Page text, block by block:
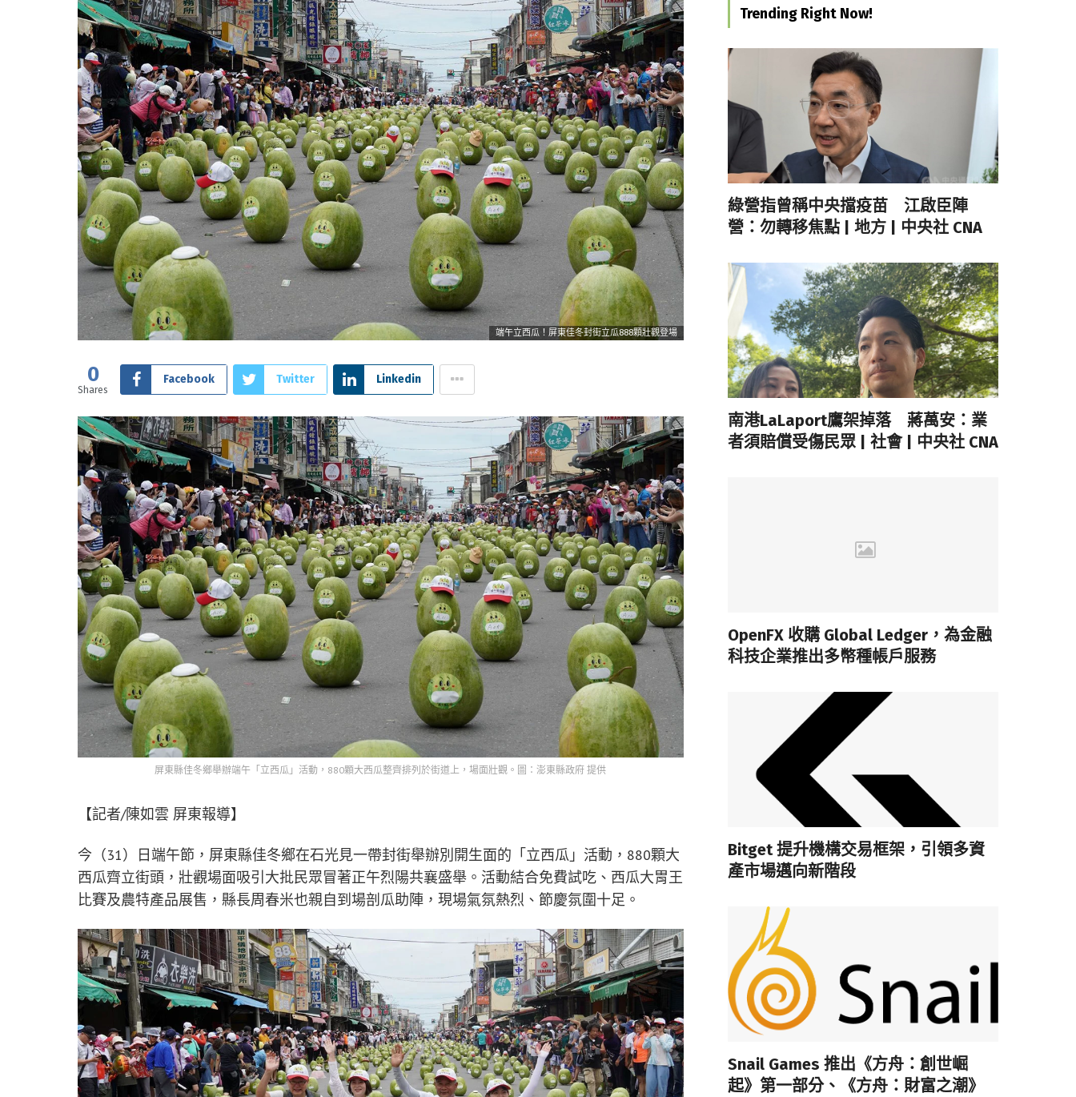
端午立西瓜！屏東佳冬封街立瓜888顆壯觀登場
0
Shares
Facebook Twitter Linkedin
屏東縣佳冬鄉舉辦端午「立西瓜」活動，880顆大西瓜整齊排列於街道上，場面壯觀。圖：澎東縣政府 提供
【記者/陳如雲 屏東報導】
今（31）日端午節，屏東縣佳冬鄉在石光見一帶封街舉辦別開生面的「立西瓜」活動，880顆大
西瓜齊立街頭，壯觀場面吸引大批民眾冒著正午烈陽共襄盛舉。活動結合免費試吃、西瓜大胃王
比賽及農特產品展售，縣長周春米也親自到場剖瓜助陣，現場氣氛熱烈、節慶氛圍十足。
Trending Right Now!
綠營指曾稱中央擋疫苗 江啟臣陣
營：勿轉移焦點 | 地方 | 中央社 CNA
南港LaLaport鷹架掉落 蔣萬安：業
者須賠償受傷民眾 | 社會 | 中央社 CNA
OpenFX 收購 Global Ledger，為金融
科技企業推出多幣種帳戶服務
Bitget 提升機構交易框架，引領多資
產市場邁向新階段
Snail Games 推出《方舟：創世崛
起》第一部分、《方舟：財富之潮》